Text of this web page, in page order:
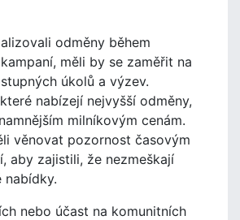
odměny během
měli by se zaměřit na
úkolů a výzev.
nabízejí nejvyšší odměny,
milníkovým cenám.
věnovat pozornost časovým
aby zajistili, že nezmeškají
nabídky.
nebo účast na komunitních